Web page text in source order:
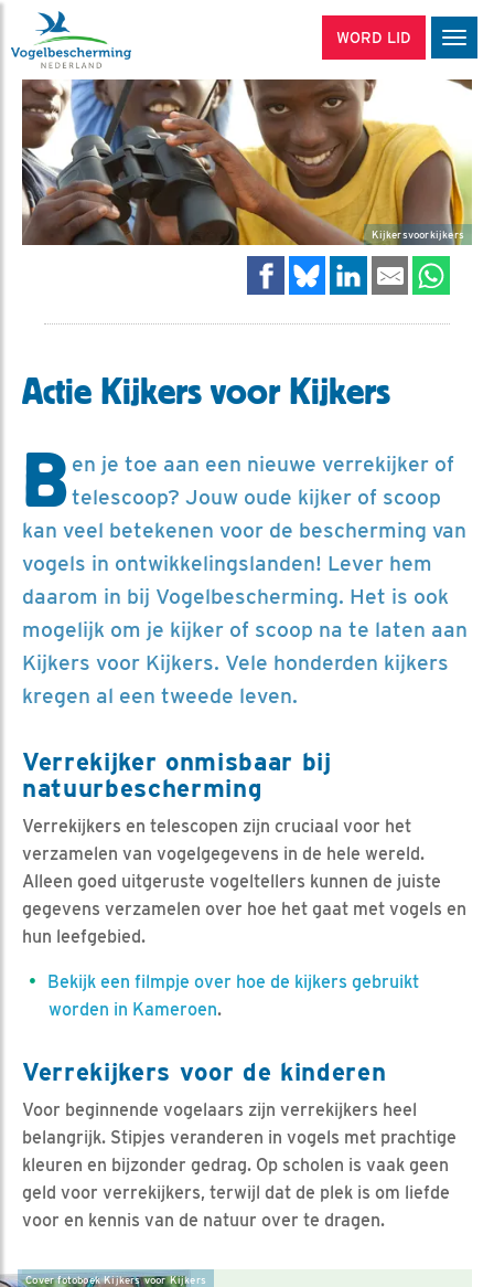
WORD LID
Kijkersvoorkijkers
Actie Kijkers voor Kijkers
B en je toe aan een nieuwe verrekijker of
telescoop? Jouw oude kijker of scoop
kan veel betekenen voor de bescherming van
vogels in ontwikkelingslanden! Lever hem
daarom in bij Vogelbescherming. Het is ook
mogelijk om je kijker of scoop na te laten aan
Kijkers voor Kijkers. Vele honderden kijkers
kregen al een tweede leven.
Verrekijker onmisbaar bij
natuurbescherming
Verrekijkers en telescopen zijn cruciaal voor het
verzamelen van vogelgegevens in de hele wereld.
Alleen goed uitgeruste vogeltellers kunnen de juiste
gegevens verzamelen over hoe het gaat met vogels en
hun leefgebied.
Bekijk een filmpje over hoe de kijkers gebruikt
worden in Kameroen.
Verrekijkers voor de kinderen
Voor beginnende vogelaars zijn verrekijkers heel
belangrijk. Stipjes veranderen in vogels met prachtige
kleuren en bijzonder gedrag. Op scholen is vaak geen
geld voor verrekijkers, terwijl dat de plek is om liefde
voor en kennis van de natuur over te dragen.
Cover fotoboek Kijkers voor Kijkers